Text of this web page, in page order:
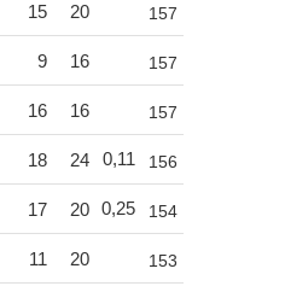
15 20 157
9 16 157
16 16 157
18 24 0,11 156
17 20 0,25 154
11 20 153